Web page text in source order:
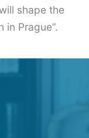
shape the
in Prague”.